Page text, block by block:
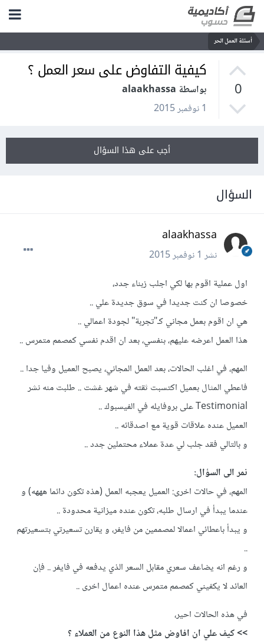
أسئلة العمل الحر
0
كيفية التفاوض على سعر العمل ؟
بواسطة alaakhassa
1 نوفمبر 2015
أجب على هذا السؤال
السؤال
alaakhassa
نشر1 نوفمبر 2015
اول عملية اقوم بها لكي اجلب زبناء جدد،
خصوصا ان كنت جديدا في سوق جديدة علي ..
هي ان اقوم بعمل مجاني كـ"تجربة" لجودة اعمالي ..
هذا العمل اعرضه عليهم، بنفسي، بعد ان اقدم نفسي كمصمم متمرس ..
المهم، في اغلب الحالات، بعد العمل المجاني، يصبح العميل وفيا جدا ..
فاعطي المثال بعميل اكتسبت ثقته في شهر غشت .. طلبت منه نشر
Testimonial على بروفايله في الفيسبوك ..
العميل عنده علاقات قوية مع اصدقائه ..
و بالتالي فقد جلب لي عدة عملاء محتملين جدد ..
نمر الى السؤال:
المهم، في حالات اخرى: العميل يعجبه العمل (هذه تكون دائما هههه) و
عندما يبدأ في ارسال طلبه، تكون عنده ميزانية محدودة ..
و يبدأ باعطائي اعمالا لمصممين من فايفر، و يقارن تسعيرتي بتسعيرتهم
..
و رغم انه يضاعف سعري مقابل السعر الذي يدفعه في فايفر .. فإن
العائد لا يكفيني كمصمم متمرس عنده اعمال اخرى ..
في هذه الحالات احير،
>> كيف علي ان افاوض مثل هذا النوع من العملاء ؟